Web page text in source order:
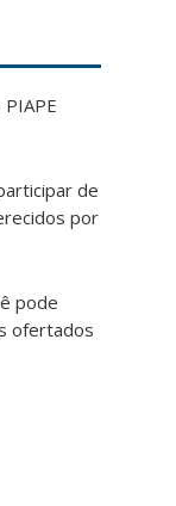
de
por
pode
ofertados